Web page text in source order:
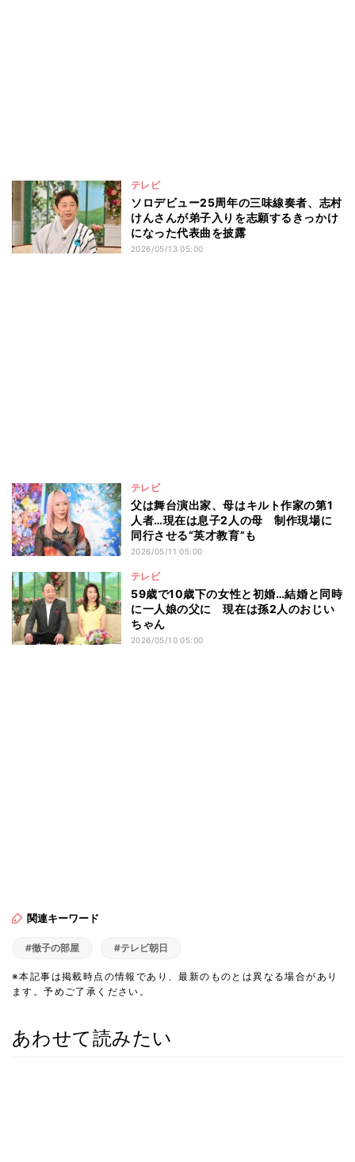
テレビ
ソロデビュー25周年の三味線奏者、志村
けんさんが弟子入りを志願するきっかけ
になった代表曲を披露
2026/05/13 05:00
テレビ
父は舞台演出家、母はキルト作家の第1
人者…現在は息子2人の母 制作現場に
同行させる“英才教育”も
2026/05/11 05:00
テレビ
59歳で10歳下の女性と初婚…結婚と同時
に一人娘の父に 現在は孫2人のおじい
ちゃん
2026/05/10 05:00
関連キーワード
#徹子の部屋 #テレビ朝日
※本記事は掲載時点の情報であり、最新のものとは異なる場合があり
ます。予めご了承ください。
あわせて読みたい